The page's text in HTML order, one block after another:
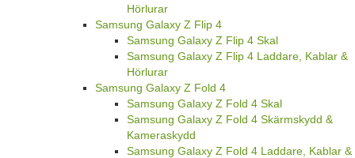
Hörlurar
Samsung Galaxy Z Flip 4
Samsung Galaxy Z Flip 4 Skal
Samsung Galaxy Z Flip 4 Laddare, Kablar &
Hörlurar
Samsung Galaxy Z Fold 4
Samsung Galaxy Z Fold 4 Skal
Samsung Galaxy Z Fold 4 Skärmskydd &
Kameraskydd
Samsung Galaxy Z Fold 4 Laddare, Kablar &